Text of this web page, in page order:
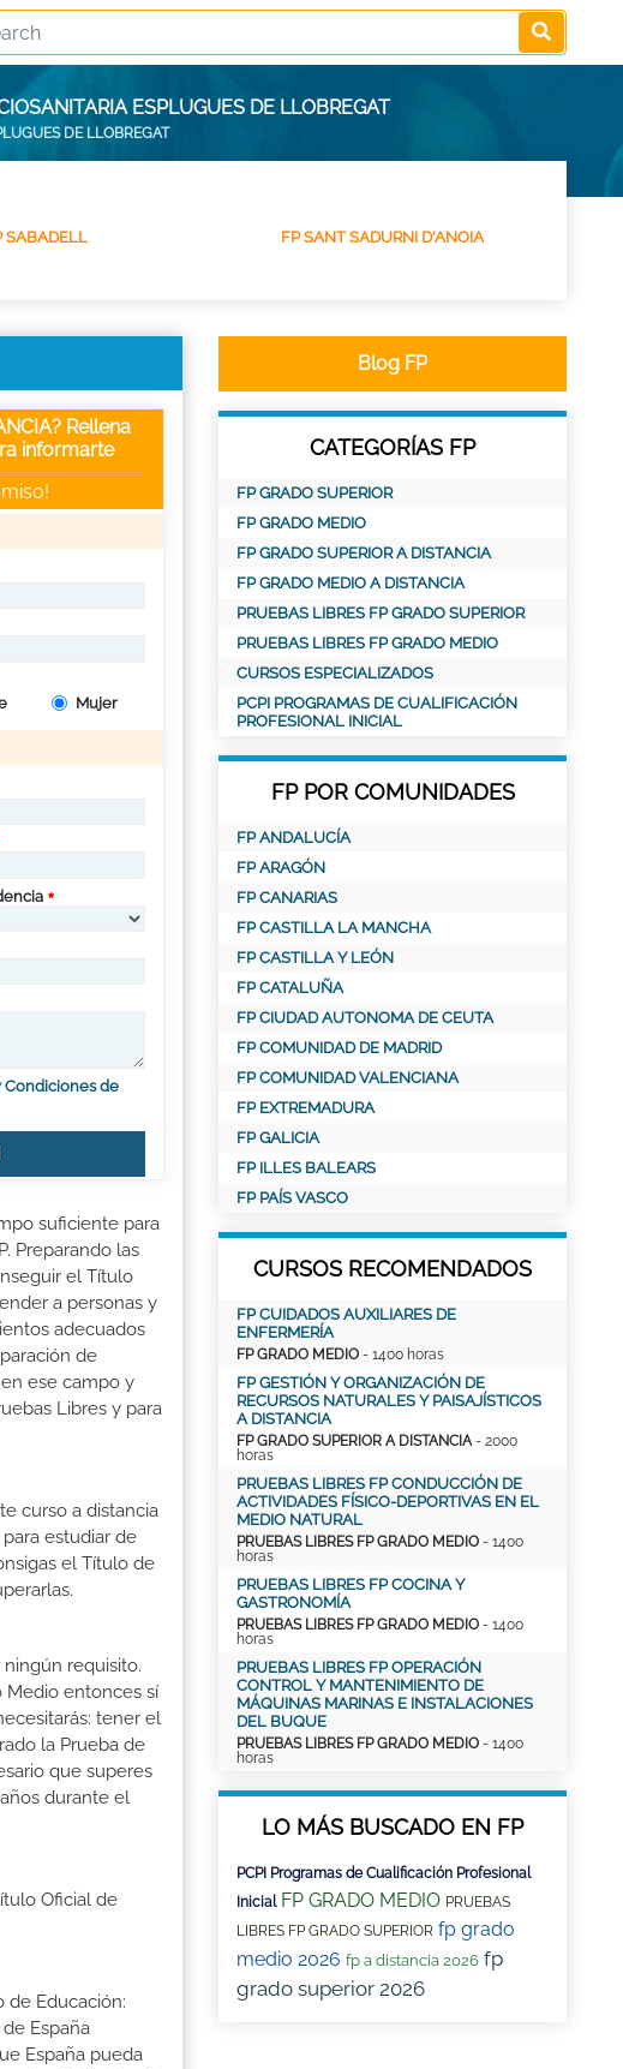
ESPLUGUES DE LLOBREGAT
DE LLOBREGAT
SABADELL
FP SANT SADURNI D'ANOIA
Rellena
informarte
Mujer
Condiciones de
suficiente para
Preparando las
el Título
a personas y
adecuados
de
ese campo y
Libres y para
curso a distancia
estudiar de
el Título de
requisito.
entonces sí
tener el
la Prueba de
que superes
durante el
Oficial de
de Educación:
España
España pueda
Blog FP
CATEGORÍAS FP
FP GRADO SUPERIOR
FP GRADO MEDIO
FP GRADO SUPERIOR A DISTANCIA
FP GRADO MEDIO A DISTANCIA
PRUEBAS LIBRES FP GRADO SUPERIOR
PRUEBAS LIBRES FP GRADO MEDIO
CURSOS ESPECIALIZADOS
PCPI PROGRAMAS DE CUALIFICACIÓN
PROFESIONAL INICIAL
FP POR COMUNIDADES
FP ANDALUCÍA
FP ARAGÓN
FP CANARIAS
FP CASTILLA LA MANCHA
FP CASTILLA Y LEÓN
FP CATALUÑA
FP CIUDAD AUTONOMA DE CEUTA
FP COMUNIDAD DE MADRID
FP COMUNIDAD VALENCIANA
FP EXTREMADURA
FP GALICIA
FP ILLES BALEARS
FP PAÍS VASCO
CURSOS RECOMENDADOS
FP CUIDADOS AUXILIARES DE
ENFERMERÍA
FP GRADO MEDIO - 1400 horas
FP GESTIÓN Y ORGANIZACIÓN DE
RECURSOS NATURALES Y PAISAJÍSTICOS
A DISTANCIA
FP GRADO SUPERIOR A DISTANCIA- 2000
horas
PRUEBAS LIBRES FP CONDUCCIÓN DE
ACTIVIDADES FÍSICO-DEPORTIVAS EN EL
MEDIO NATURAL
PRUEBAS LIBRES FP GRADO MEDIO - 1400
horas
PRUEBAS LIBRES FP COCINA Y
GASTRONOMÍA
PRUEBAS LIBRES FP GRADO MEDIO - 1400
horas
PRUEBAS LIBRES FP OPERACIÓN
CONTROL Y MANTENIMIENTO DE
MÁQUINAS MARINAS E INSTALACIONES
DEL BUQUE
PRUEBAS LIBRES FP GRADO MEDIO - 1400
horas
LO MÁS BUSCADO EN FP
PCPI Programas de Cualificación Profesional
Inicial FP GRADO MEDIO PRUEBAS
LIBRES FP GRADO SUPERIOR fp grado
medio 2026 fp a distancia 2026 fp
grado superior 2026